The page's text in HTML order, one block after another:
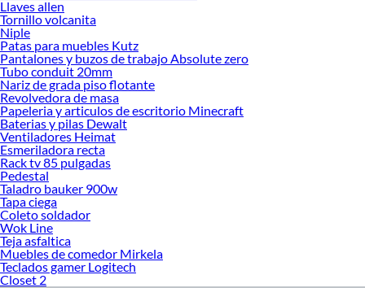
Llaves allen
Tornillo volcanita
Niple
Patas para muebles Kutz
Pantalones y buzos de trabajo Absolute zero
Tubo conduit 20mm
Nariz de grada piso flotante
Revolvedora de masa
Papeleria y articulos de escritorio Minecraft
Baterias y pilas Dewalt
Ventiladores Heimat
Esmeriladora recta
Rack tv 85 pulgadas
Pedestal
Taladro bauker 900w
Tapa ciega
Coleto soldador
Wok Line
Teja asfaltica
Muebles de comedor Mirkela
Teclados gamer Logitech
Closet 2